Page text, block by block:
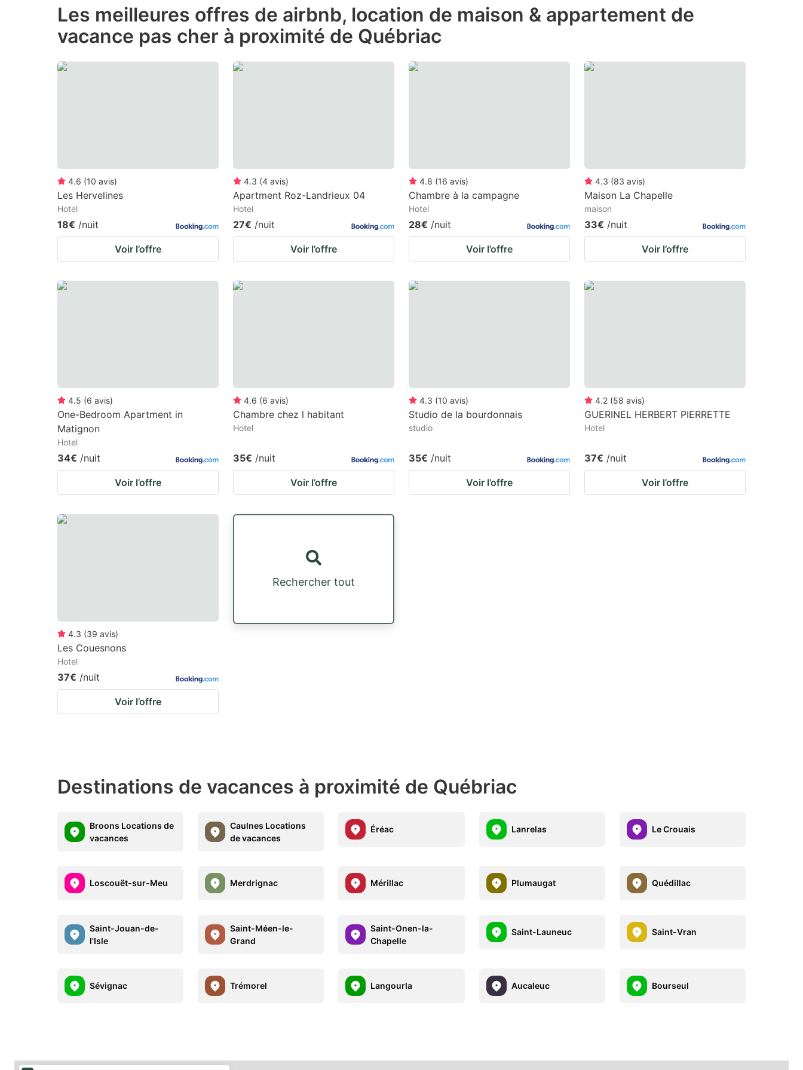
the
question
for
changing
the
question
for
changing
Les meilleures offres de airbnb, location de maison & appartement de
vacance pas cher à proximité de Québriac
4.6 (10 avis)
Les Hervelines
Hotel
18€ /nuit
Voir l’offre
4.3 (4 avis)
Apartment Roz-Landrieux 04
Hotel
27€ /nuit
Voir l’offre
4.8 (16 avis)
Chambre à la campagne
Hotel
28€ /nuit
Voir l’offre
4.3 (83 avis)
Maison La Chapelle
maison
33€ /nuit
Voir l’offre
4.5 (6 avis)
One-Bedroom Apartment in
Matignon
Hotel
34€ /nuit
Voir l’offre
4.6 (6 avis)
Chambre chez l habitant
Hotel
35€ /nuit
Voir l’offre
4.3 (10 avis)
Studio de la bourdonnais
studio
35€ /nuit
Voir l’offre
4.2 (58 avis)
GUERINEL HERBERT PIERRETTE
Hotel
37€ /nuit
Voir l’offre
4.3 (39 avis)
Les Couesnons
Hotel
37€ /nuit
Voir l’offre
Rechercher tout
Destinations de vacances à proximité de Québriac
Broons Locations de
vacances
Caulnes Locations
de vacances
Éréac Lanrelas Le Crouais
Loscouët-sur-Meu Merdrignac Mérillac Plumaugat Quédillac
Saint-Jouan-de-
l'Isle
Saint-Méen-le-
Grand
Saint-Onen-la-
Chapelle
Saint-Launeuc Saint-Vran
Sévignac Trémorel Langourla Aucaleuc Bourseul